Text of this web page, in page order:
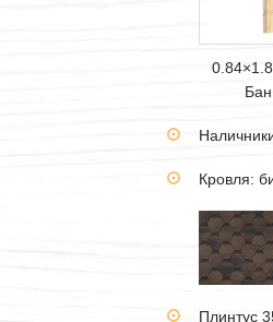
Бан.
Кровля:
Плинтус